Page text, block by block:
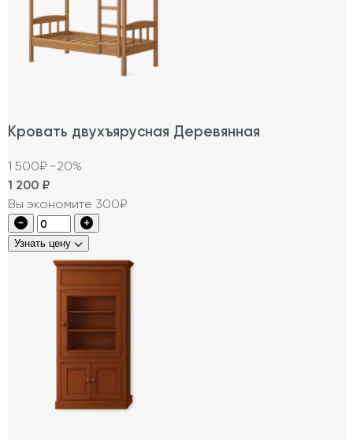
Кровать двухъярусная Деревянная
1 500₽ −20%
1 200 ₽
Вы экономите 300₽
Узнать цену